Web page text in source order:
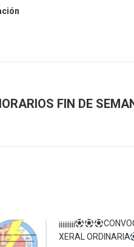
FIN DE
¡¡¡¡¡¡¡¡¡
XERAL ORDINARIA